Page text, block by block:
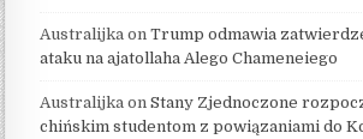
Australijka onTrump odmawia
ataku na ajatollaha Alego Chameneiego
Australijka onStany Zjednoczone
chińskim studentom z powiązaniami do